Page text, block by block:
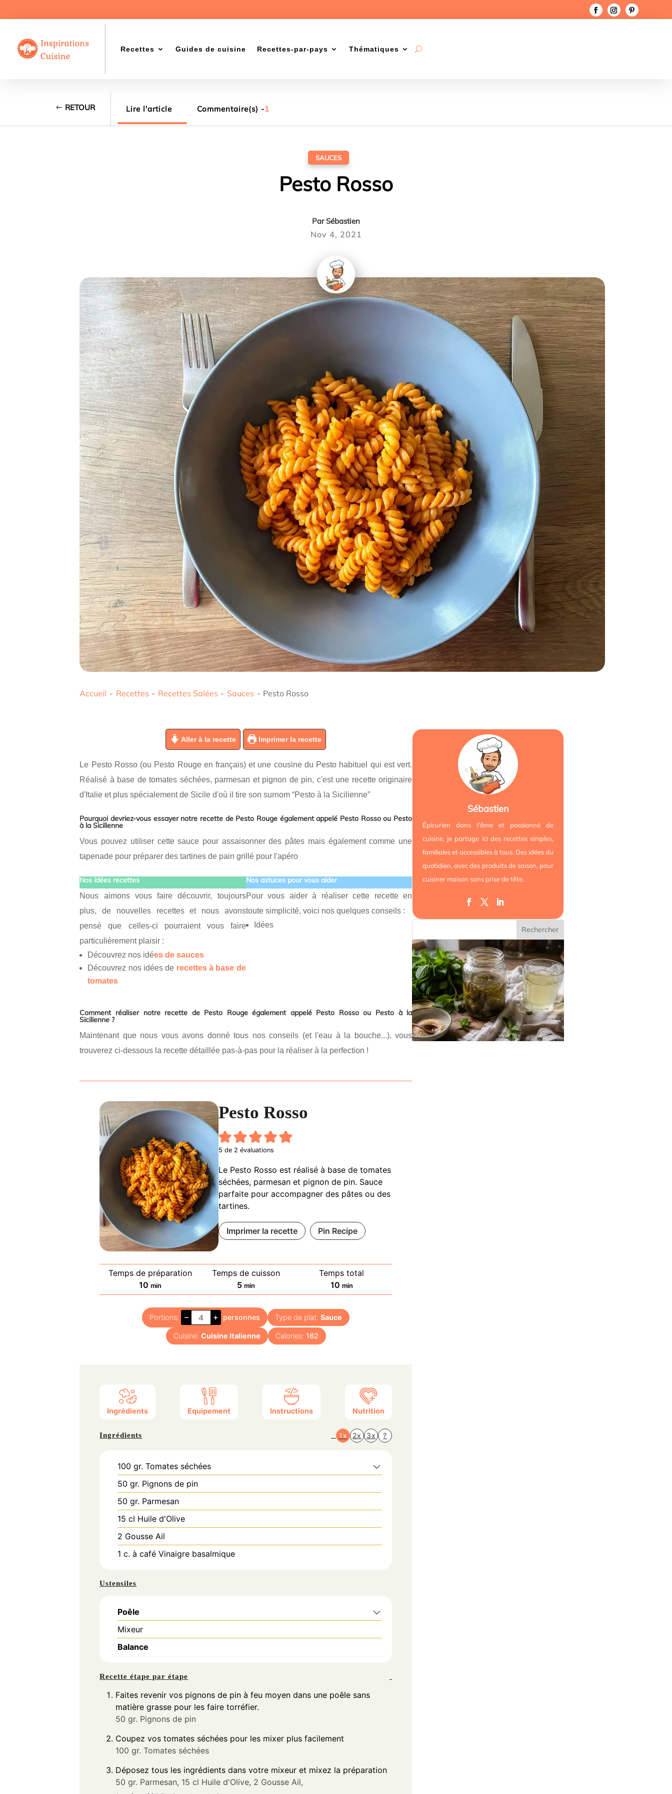
Recettes Guides de cuisine Recettes-par-pays Thématiques
RETOUR Lire l'article Commentaire(s) -1
SAUCES
Pesto Rosso
ParSébastien
Nov 4, 2021
Accueil - Recettes - Recettes Salées - Sauces - Pesto Rosso
Aller à la recette Imprimer la recette
Le Pesto Rosso (ou Pesto Rouge en français) et une cousine du Pesto habituel qui est vert.
Réalisé à base de tomates séchées, parmesan et pignon de pin, c'est une recette originaire
d'Italie et plus spécialement de Sicile d'où il tire son surnom “Pesto à la Sicilienne”
Pourquoi devriez-vous essayer notre recette de Pesto Rouge également appelé Pesto Rosso ou Pesto
à la Sicilienne
Vous pouvez utiliser cette sauce pour assaisonner des pâtes mais également comme une
tapenade pour préparer des tartines de pain grillé pour l'apéro
Nos idées recettes
Nous aimons vous faire découvrir, toujours
plus, de nouvelles recettes et nous avons
pensé que celles-ci pourraient vous faire
particulièrement plaisir :
Découvrez nos idées de sauces
Découvrez nos idées de recettes à base de
tomates
Nos astuces pour vous aider
Pour vous aider à réaliser cette recette en
toute simplicité, voici nos quelques conseils :
Idées
Comment réaliser notre recette de Pesto Rouge également appelé Pesto Rosso ou Pesto à la
Sicilienne ?
Maintenant que nous vous avons donné tous nos conseils (et l'eau à la bouche...), vous
trouverez ci-dessous la recette détaillée pas-à-pas pour la réaliser à la perfection !
Pesto Rosso
5 de 2 évaluations
Le Pesto Rosso est réalisé à base de tomates
séchées, parmesan et pignon de pin. Sauce
parfaite pour accompagner des pâtes ou des
tartines.
Imprimer la recette Pin Recipe
Temps de préparation
10minutes
min
Temps de cuisson
5minutes
min
Temps total
10minutes
min
Portions: – + personnes Type de plat:Sauce
Cuisine: Cuisine Italienne Calories: 162
Ingrédients Equipement Instructions Nutrition
Ingrédients 1x 2x 3x ?
100 gr. Tomates séchées
50 gr. Pignons de pin
50 gr. Parmesan
15 cl Huile d'Olive
2 Gousse Ail
1 c. à café Vinaigre basalmique
Ustensiles
Poêle
Mixeur
Balance
Recette étape par étape
Faites revenir vos pignons de pin à feu moyen dans une poêle sans
matière grasse pour les faire torréfier.
50 gr. Pignons de pin
Coupez vos tomates séchées pour les mixer plus facilement
100 gr. Tomates séchées
Déposez tous les ingrédients dans votre mixeur et mixez la préparation
50 gr. Parmesan, 15 cl Huile d'Olive, 2 Gousse Ail,
Sébastien
Épicurien dans l’âme et passionné de
cuisine, je partage ici des recettes simples,
familiales et accessibles à tous. Des idées du
quotidien, avec des produits de saison, pour
cuisiner maison sans prise de tête.